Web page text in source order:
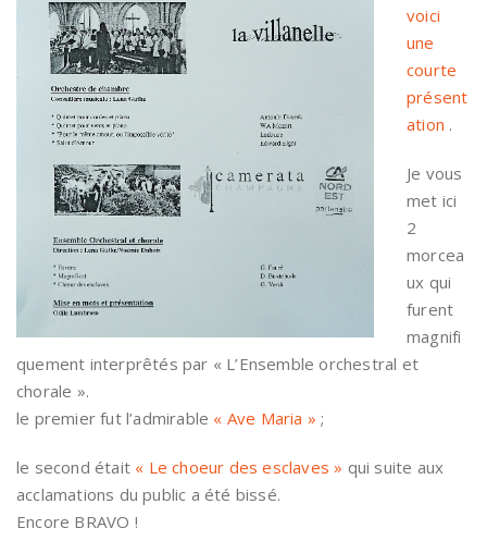
voici
une
courte
présent
ation .
Je vous
met ici
2
morcea
ux qui
furent
magnifi
quement interprêtés par « L’Ensemble orchestral et
chorale ».
le premier fut l’admirable « Ave Maria » ;
le second était « Le choeur des esclaves » qui suite aux
acclamations du public a été bissé.
Encore BRAVO !